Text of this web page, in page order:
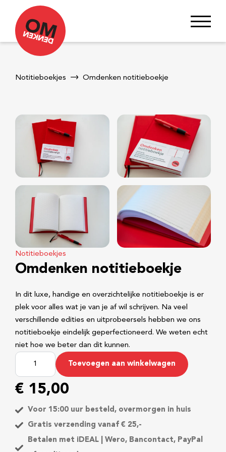
Notitieboekjes Omdenken notitieboekje
Notitieboekjes
Omdenken notitieboekje
In dit luxe, handige en overzichtelijke notitieboekje is er
plek voor alles wat je van je af wil schrijven. Na veel
verschillende edities en uitprobeersels hebben we ons
notitieboekje eindelijk geperfectioneerd. We weten echt
niet hoe we beter dan dit kunnen.
O
d
e
n
n
Toevoegen aan winkelwagen
€ 15,00
Voor 15:00 uur besteld, overmorgen in huis
Gratis verzending vanaf € 25,-
Betalen met iDEAL | Wero, Bancontact, PayPal